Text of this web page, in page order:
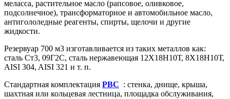
меласса, растительное масло (рапсовое, оливковое,
подсолнечное), трансформаторное и автомобильное масло,
антигололедные реагенты, спирты, щелочи и другие
жидкости.
Резервуар 700 м3 изготавливается из таких металлов как:
сталь Ст3, 09Г2С, сталь нержавеющая 12Х18Н10Т, 8Х18Н10Т,
AISI 304, AISI 321 и т. п.
Стандартная комплектация РВС : стенка, днище, крыша,
шахтная или кольцевая лестница, площадка обслуживания,